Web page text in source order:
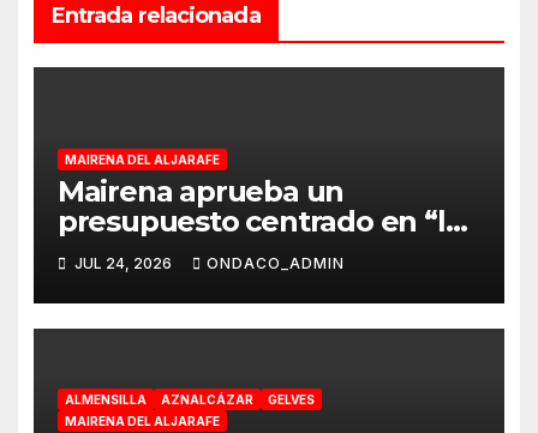
Entrada relacionada
MAIRENA DEL ALJARAFE
Mairena aprueba un
presupuesto centrado en “la
modernización de los
servicios esenciales, la
economía y las familias”
JUL 24, 2026 ONDACO_ADMIN
ALMENSILLA AZNALCÁZAR
GELVES
MAIRENA DEL ALJARAFE